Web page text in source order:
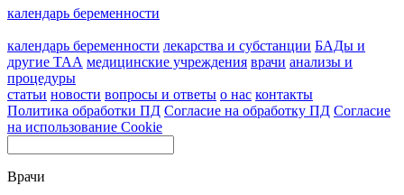
календарь беременности
календарь беременности лекарства и субстанции БАДы и
другие ТАА медицинские учреждения врачи анализы и
процедуры
статьи новости вопросы и ответы о нас контакты
Политика обработки ПД Согласие на обработку ПД Согласие
на использование Cookie
Врачи